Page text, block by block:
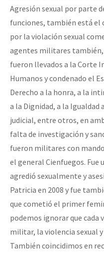
Agresión sexual por parte
funciones, también está el
por la violación sexual
agentes militares también,
fueron llevados a la Corte
Humanos y condenado el
Derecho a la honra, a la
a la Dignidad, a la
judicial, entre otros, en
falta de investigación y
fueron militares con
el general Cienfuegos. Fue
agredió sexualmente y
Patricia en 2008 y fue
que cometió el primer
podemos ignorar que cada
militar, la violencia sexual
También coincidimos en